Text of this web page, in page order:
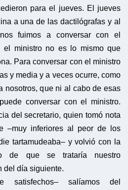
para el jueves. El jueves
a una de las dactilógrafas y al
fuimos a conversar con el
el ministro no es lo mismo que
Para conversar con el ministro
y media y a veces ocurre, como
nosotros, que ni al cabo de esas
conversar con el ministro.
del secretario, quien tomó nota
–muy inferiores al peor de los
tartamudeaba– y volvió con la
de que se trataría nuestro
del día siguiente.
satisfechos– salíamos del